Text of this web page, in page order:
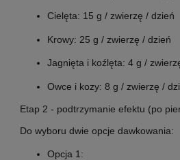
Cielęta: 15 g / zwierzę / dzień
Krowy: 25 g / zwierzę / dzień
Jagnięta i koźlęta: 4 g /
Owce i kozy: 8 g / zwierzę /
Etap 2 - podtrzymanie efektu (po
Do wyboru dwie opcje dawkowania:
Opcja 1: